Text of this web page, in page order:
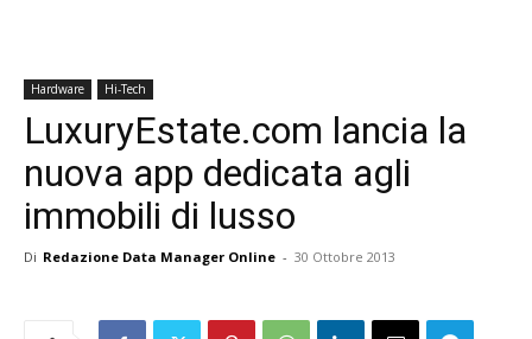
Hardware Hi-Tech
LuxuryEstate.com lancia la
nuova app dedicata agli
immobili di lusso
Di Redazione Data Manager Online - 30 Ottobre 2013